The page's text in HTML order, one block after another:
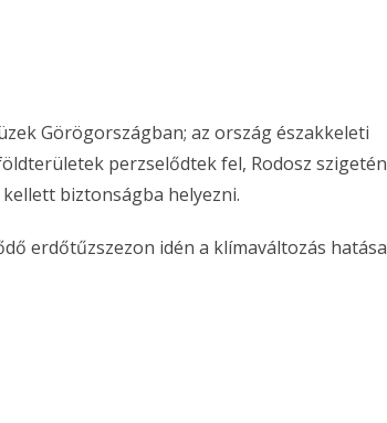
Görögországban; az ország északkeleti
perzselődtek fel, Rodosz szigetén
biztonságba helyezni.
erdőtűzszezon idén a klímaváltozás hatása